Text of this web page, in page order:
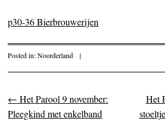
p30-36 Bierbrouwerijen
Posted in:Noorderland |
Post navigation
← Het Parool 9 november:
Pleegkind met enkelband
Het